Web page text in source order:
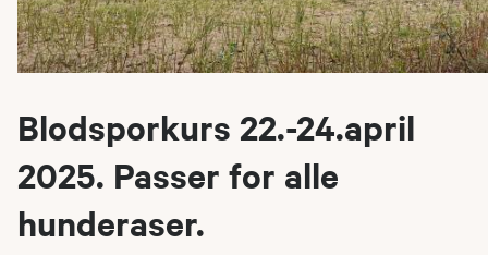
Blodsporkurs 22.-24.april
2025. Passer for alle
hunderaser.